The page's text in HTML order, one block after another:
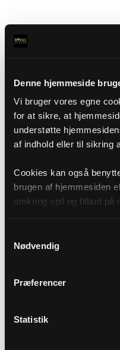
Denne hjemmeside
Vi bruger vores egne
for at sikre, at
understøtte
af indhold eller til sikring
Cookies kan også
brugen af hjemmesiden
omkring spil og tilbud på
af cookies under
vores Cookiepolitik,
Nødvendig
Præferencer
Statistik